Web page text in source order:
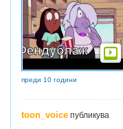
преди 10 години
toon_voice публикува